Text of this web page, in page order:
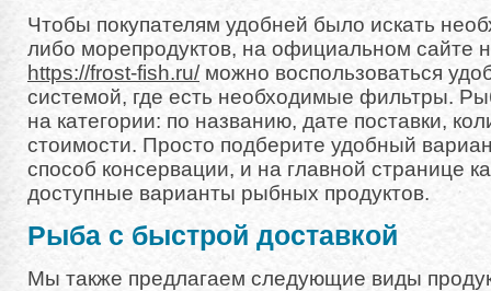
Чтобы покупателям удобней было искать
либо морепродуктов, на официальном сайте
https://frost-fish.ru/можно воспользоваться
системой, где есть необходимые фильтры.
на категории: по названию, дате поставки,
стоимости. Просто подберите удобный
способ консервации, и на главной странице
доступные варианты рыбных продуктов.
Рыба с быстрой доставкой
Мы также предлагаем следующие виды